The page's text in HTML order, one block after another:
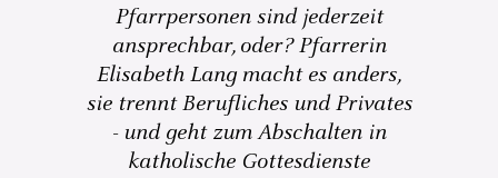
Pfarrpersonen sind jederzeit
ansprechbar, oder? Pfarrerin
Elisabeth Lang macht es anders,
sie trennt Berufliches und Privates
- und geht zum Abschalten in
katholische Gottesdienste